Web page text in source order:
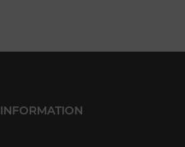
INFORMATION